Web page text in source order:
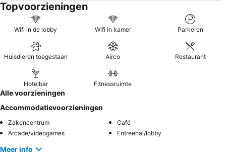
Topvoorzieningen
Wifi in de lobby Wifi in kamer Parkeren
Huisdieren toegestaan Airco Restaurant
Hotelbar Fitnessruimte
Alle voorzieningen
Accommodatievoorzieningen
Zakencentrum
Café
Arcade/videogames
Entreehal/lobby
Meer info